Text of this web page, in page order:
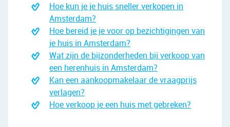
Telefoonnummer (optioneel)
Verstuur aanvraag
Hoe kun je je huis sneller verkopen in
Amsterdam?
Hoe bereid je je voor op bezichtigingen van
je huis in Amsterdam?
Wat zijn de bijzonderheden bij verkoop van
een herenhuis in Amsterdam?
Kan een aankoopmakelaar de vraagprijs
verlagen?
Hoe verkoop je een huis met gebreken?